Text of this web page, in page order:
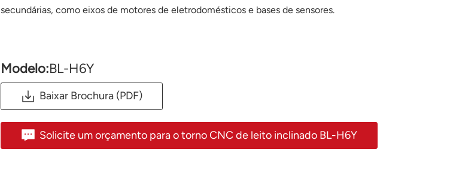
secundárias, como eixos de motores de eletrodomésticos e bases de sensores.
Modelo:BL-H6Y
Solicite um orçamento para o torno CNC de leito inclinado BL-H6Y
Baixar Brochura (PDF)